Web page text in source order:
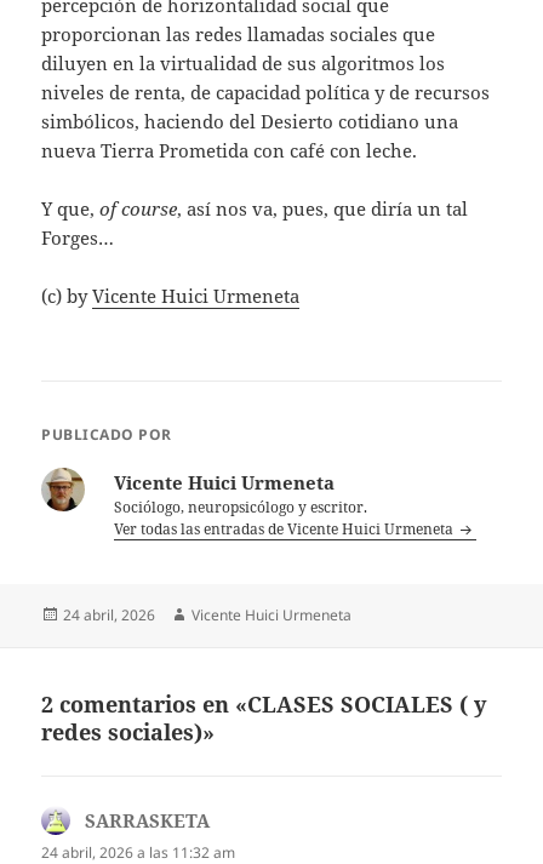
proporcionan las redes llamadas sociales que
diluyen en la virtualidad de sus algoritmos los
niveles de renta, de capacidad política y de recursos
simbólicos, haciendo del Desierto cotidiano una
nueva Tierra Prometida con café con leche.
Y que,of course, así nos va, pues, que diría un tal
Forges…
(c) byVicente Huici Urmeneta
PUBLICADO POR
Vicente Huici Urmeneta
Sociólogo, neuropsicólogo y escritor.
Ver todas las entradas de Vicente Huici Urmeneta
Publicado
24 abril, 2026 Autor
Vicente Huici Urmeneta
2 comentarios en «CLASES SOCIALES ( y
redes sociales)»
SARRASKETA
24 abril, 2026 a las 11:32 am